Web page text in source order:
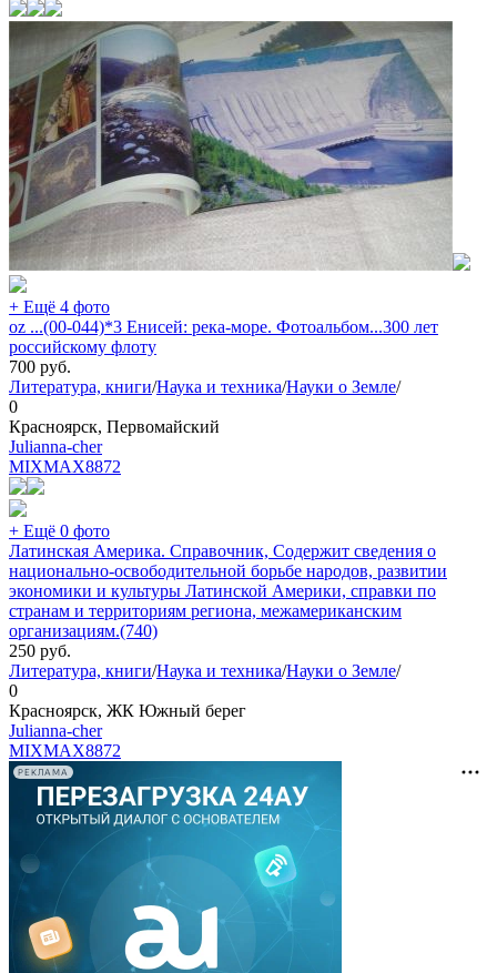
+ Ещё 4 фото
oz ...(00-044)*3 Енисей: река-море. Фотоальбом...300 лет
российскому флоту
700 руб.
Литература, книги/Наука и техника/Науки о Земле/
0
Красноярск, Первомайский
Julianna-cher
MIXMAX8872
+ Ещё 0 фото
Латинская Америка. Справочник, Содержит сведения о
национально-освободительной борьбе народов, развитии
экономики и культуры Латинской Америки, справки по
странам и территориям региона, межамериканским
организациям.(740)
250 руб.
Литература, книги/Наука и техника/Науки о Земле/
0
Красноярск, ЖК Южный берег
Julianna-cher
MIXMAX8872
РЕКЛАМА